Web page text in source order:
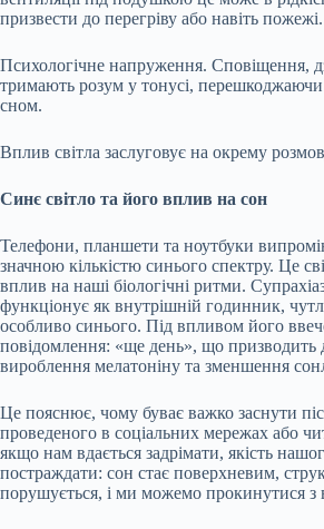
призвести до перегріву або навіть пожежі.
Психологічне напруження. Сповіщення,
тримають розум у тонусі,
сном.
Вплив світла заслуговує на окрему
Синє світло та його вплив на сон
Телефони, планшети та ноутбуки
значною кількістю синього спектру. Це
вплив на наші біологічні ритми.
функціонує як внутрішній годинник,
особливо синього. Під впливом його
повідомлення: «ще день», що призводить
вироблення мелатоніну та зменшення
Це пояснює, чому буває важко заснути
проведеного в соціальних мережах або
якщо нам вдається задрімати, якість
постраждати: сон стає поверхневим,
порушується, і ми можемо прокинутися з